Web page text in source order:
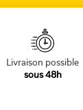
Livraison possible
sous 48h